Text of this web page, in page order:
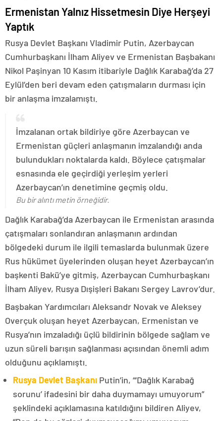
Ermenistan Yalnız Hissetmesin Diye Herşeyi
Yaptık
Rusya Devlet Başkanı Vladimir Putin, Azerbaycan
Cumhurbaşkanı İlham Aliyev ve Ermenistan Başbakanı
Nikol Paşinyan 10 Kasım itibariyle Dağlık Karabağ’da 27
Eylül’den beri devam eden çatışmaların durması için
bir anlaşma imzalamıştı.
İmzalanan ortak bildiriye göre Azerbaycan ve
Ermenistan güçleri anlaşmanın imzalandığı anda
bulundukları noktalarda kaldı. Böylece çatışmalar
esnasında ele geçirdiği yerleşim yerleri
Azerbaycan’ın denetimine geçmiş oldu.
Bu bir alıntı metin örneğidir.
Dağlık Karabağ’da Azerbaycan ile Ermenistan arasında
çatışmaları sonlandıran anlaşmanın ardından
bölgedeki durum ile ilgili temaslarda bulunmak üzere
Rus hükümet üyelerinden oluşan heyet Azerbaycan’ın
başkenti Bakü’ye gitmiş, Azerbaycan Cumhurbaşkanı
İlham Aliyev, Rusya Dışişleri Bakanı Sergey Lavrov’dur.
Başbakan Yardımcıları Aleksandr Novak ve Aleksey
Overçuk oluşan heyet Azerbaycan, Ermenistan ve
Rusya’nın imzaladığı üçlü bildirinin bölgede sağlam ve
uzun süreli barışın sağlanması açısından önemli adım
olduğunu açıklamıştı.
Rusya Devlet Başkanı Putin’in, “‘Dağlık Karabağ
sorunu’ ifadesini bir daha duymamayı umuyorum”
şeklindeki açıklamasına katıldığını bildiren Aliyev,